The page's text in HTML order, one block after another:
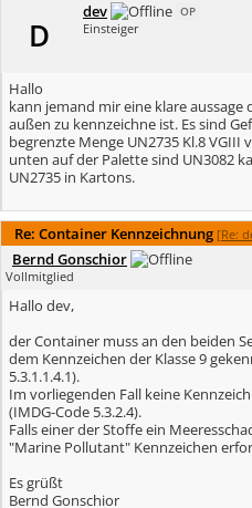
D
dev OP
Einsteiger
Hallo
kann jemand mir eine klare
außen zu kennzeichne ist. Es sind
begrenzte Menge UN2735 Kl.8
unten auf der Palette sind UN3082
UN2735 in Kartons.
Re: Container Kennzeichnung [Re:
Bernd Gonschior
Vollmitglied
Hallo dev,
der Container muss an den beiden
dem Kennzeichen der Klasse 9
5.3.1.1.4.1).
Im vorliegenden Fall keine
(IMDG-Code 5.3.2.4).
Falls einer der Stoffe ein
"Marine Pollutant" Kennzeichen
Es grüßt
Bernd Gonschior